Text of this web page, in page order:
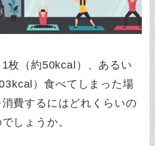
枚（約50kcal）、あるい
）食べてしまった場
費するにはどれくらいの
しょうか。